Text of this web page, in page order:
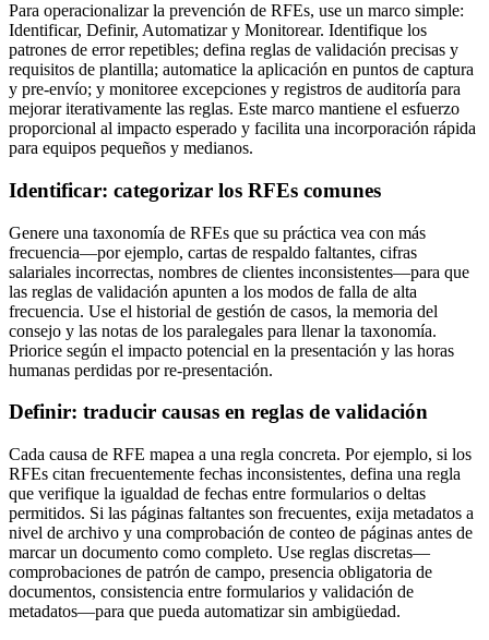
Para operacionalizar la prevención de RFEs, use un marco simple:
Identificar, Definir, Automatizar y Monitorear. Identifique los
patrones de error repetibles; defina reglas de validación precisas y
requisitos de plantilla; automatice la aplicación en puntos de captura
y pre-envío; y monitoree excepciones y registros de auditoría para
mejorar iterativamente las reglas. Este marco mantiene el esfuerzo
proporcional al impacto esperado y facilita una incorporación rápida
para equipos pequeños y medianos.
Identificar: categorizar los RFEs comunes
Genere una taxonomía de RFEs que su práctica vea con más
frecuencia—por ejemplo, cartas de respaldo faltantes, cifras
salariales incorrectas, nombres de clientes inconsistentes—para que
las reglas de validación apunten a los modos de falla de alta
frecuencia. Use el historial de gestión de casos, la memoria del
consejo y las notas de los paralegales para llenar la taxonomía.
Priorice según el impacto potencial en la presentación y las horas
humanas perdidas por re-presentación.
Definir: traducir causas en reglas de validación
Cada causa de RFE mapea a una regla concreta. Por ejemplo, si los
RFEs citan frecuentemente fechas inconsistentes, defina una regla
que verifique la igualdad de fechas entre formularios o deltas
permitidos. Si las páginas faltantes son frecuentes, exija metadatos a
nivel de archivo y una comprobación de conteo de páginas antes de
marcar un documento como completo. Use reglas discretas—
comprobaciones de patrón de campo, presencia obligatoria de
documentos, consistencia entre formularios y validación de
metadatos—para que pueda automatizar sin ambigüedad.